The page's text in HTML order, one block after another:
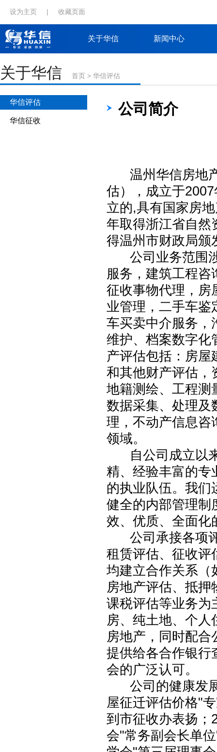
设为主页 | 收藏页面
关于华信 新闻中心
关于华信 首页 > 华信评估
华信评估
华信征收
公司简介
温州华信房地产
估），成立于
立的,具有国家房
年取得浙江省自然
得温州市财政局颁
公司业务范围涉
服务，建筑工程咨
征收事物代理，房
业管理，二手车鉴
车买卖中介服务，
维护、档案数字化
产评估包括：房屋
和其他财产评估，
地籍测绘、工程测
数据采集、处理及
理，不动产信息咨
领域。
自公司成立以来
精、经验丰富的专
的执业队伍。我们
健全的内部管理制
效、优质、全面化
公司承接各项评
租赁评估、征收评
均建立合作关系（
房地产评估、抵
课税评估等业务为
房、纯土地、个
房地产，同时配
提供给各合作银行
会的广泛认可。
公司的健康发展
屋征迁评估价格"
到市征收办表扬；
会"常务副会长单